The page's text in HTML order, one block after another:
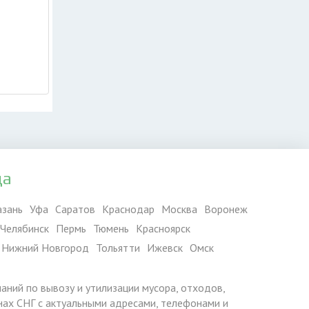
Уфа Саратов Краснодар Москва Воронеж
Челябинск Пермь Тюмень Красноярск
Нижний Новгород Тольятти Ижевск Омск
по вывозу и утилизации мусора, отходов,
СНГ с актуальными адресами, телефонами и